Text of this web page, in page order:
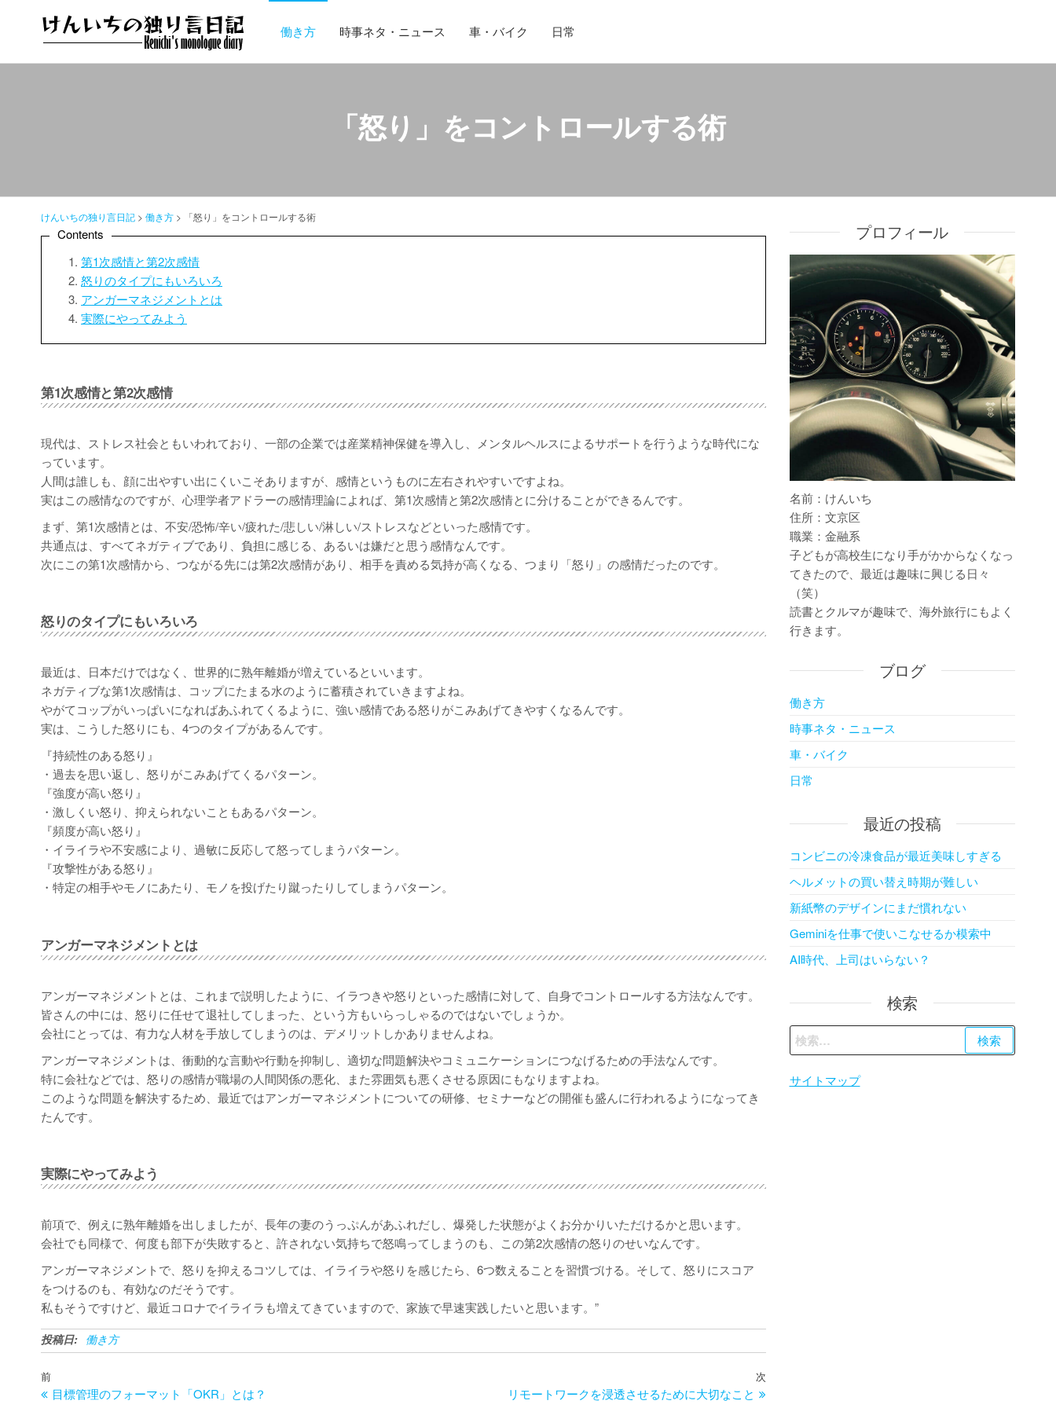
ン
働き方 時事ネタ・ニュース 車・バイク 日常
「怒り」をコントロールする術
けんいちの独り言日記 > 働き方 > 「怒り」をコントロールする術
Contents
第1次感情と第2次感情
怒りのタイプにもいろいろ
アンガーマネジメントとは
実際にやってみよう
第1次感情と第2次感情
現代は、ストレス社会ともいわれており、一部の企業では産業精神保健を導入し、メンタルヘルスによるサポートを行うような時代にな
っています。
人間は誰しも、顔に出やすい出にくいこそありますが、感情というものに左右されやすいですよね。
実はこの感情なのですが、心理学者アドラーの感情理論によれば、第1次感情と第2次感情とに分けることができるんです。
まず、第1次感情とは、不安/恐怖/辛い/疲れた/悲しい/淋しい/ストレスなどといった感情です。
共通点は、すべてネガティブであり、負担に感じる、あるいは嫌だと思う感情なんです。
次にこの第1次感情から、つながる先には第2次感情があり、相手を責める気持が高くなる、つまり「怒り」の感情だったのです。
怒りのタイプにもいろいろ
最近は、日本だけではなく、世界的に熟年離婚が増えているといいます。
ネガティブな第1次感情は、コップにたまる水のように蓄積されていきますよね。
やがてコップがいっぱいになればあふれてくるように、強い感情である怒りがこみあげてきやすくなるんです。
実は、こうした怒りにも、4つのタイプがあるんです。
『持続性のある怒り』
・過去を思い返し、怒りがこみあげてくるパターン。
『強度が高い怒り』
・激しくい怒り、抑えられないこともあるパターン。
『頻度が高い怒り』
・イライラや不安感により、過敏に反応して怒ってしまうパターン。
『攻撃性がある怒り』
・特定の相手やモノにあたり、モノを投げたり蹴ったりしてしまうパターン。
アンガーマネジメントとは
アンガーマネジメントとは、これまで説明したように、イラつきや怒りといった感情に対して、自身でコントロールする方法なんです。
皆さんの中には、怒りに任せて退社してしまった、という方もいらっしゃるのではないでしょうか。
会社にとっては、有力な人材を手放してしまうのは、デメリットしかありませんよね。
アンガーマネジメントは、衝動的な言動や行動を抑制し、適切な問題解決やコミュニケーションにつなげるための手法なんです。
特に会社などでは、怒りの感情が職場の人間関係の悪化、また雰囲気も悪くさせる原因にもなりますよね。
このような問題を解決するため、最近ではアンガーマネジメントについての研修、セミナーなどの開催も盛んに行われるようになってき
たんです。
実際にやってみよう
前項で、例えに熟年離婚を出しましたが、長年の妻のうっぷんがあふれだし、爆発した状態がよくお分かりいただけるかと思います。
会社でも同様で、何度も部下が失敗すると、許されない気持ちで怒鳴ってしまうのも、この第2次感情の怒りのせいなんです。
アンガーマネジメントで、怒りを抑えるコツしては、イライラや怒りを感じたら、6つ数えることを習慣づける。そして、怒りにスコア
をつけるのも、有効なのだそうです。
私もそうですけど、最近コロナでイライラも増えてきていますので、家族で早速実践したいと思います。”
投稿日: 働き方
投
稿
過
去
前
目標管理のフォーマット「OKR」とは？
次
の
次
リモートワークを浸透させるために大切なこと
プロフィール
名前：けんいち
住所：文京区
職業：金融系
子どもが高校生になり手がかからなくなっ
てきたので、最近は趣味に興じる日々
（笑）
読書とクルマが趣味で、海外旅行にもよく
行きます。
ブログ
働き方
時事ネタ・ニュース
車・バイク
日常
最近の投稿
コンビニの冷凍食品が最近美味しすぎる
ヘルメットの買い替え時期が難しい
新紙幣のデザインにまだ慣れない
Geminiを仕事で使いこなせるか模索中
AI時代、上司はいらない？
検索
検
索:
サイトマップ